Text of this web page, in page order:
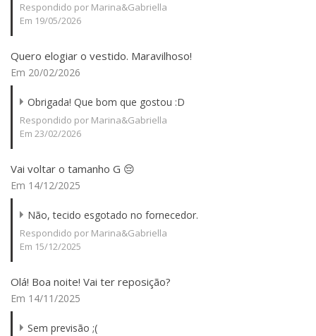
Respondido por Marina&Gabriella
Em 19/05/2026
Quero elogiar o vestido. Maravilhoso!
Em 20/02/2026
Obrigada! Que bom que gostou :D
Respondido por Marina&Gabriella
Em 23/02/2026
Vai voltar o tamanho G 😔
Em 14/12/2025
Não, tecido esgotado no fornecedor.
Respondido por Marina&Gabriella
Em 15/12/2025
Olá! Boa noite! Vai ter reposição?
Em 14/11/2025
Sem previsão ;(